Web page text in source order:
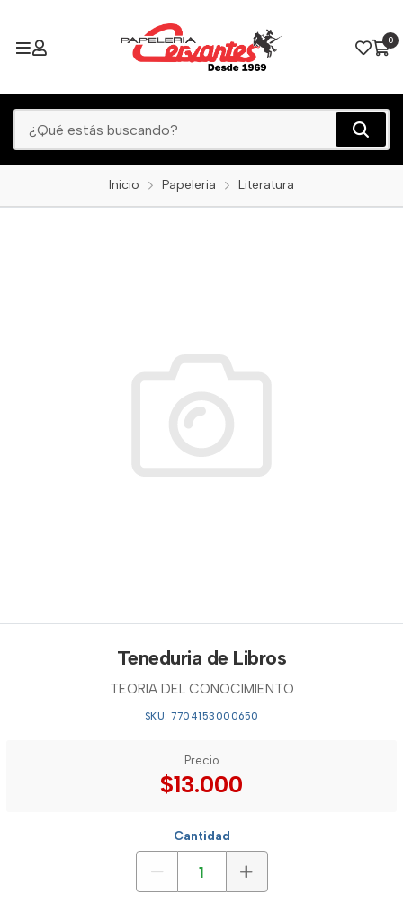
0
Inicio Papeleria Literatura
Teneduria de Libros
TEORIA DEL CONOCIMIENTO
SKU: 7704153000650
Precio
$13.000
Cantidad